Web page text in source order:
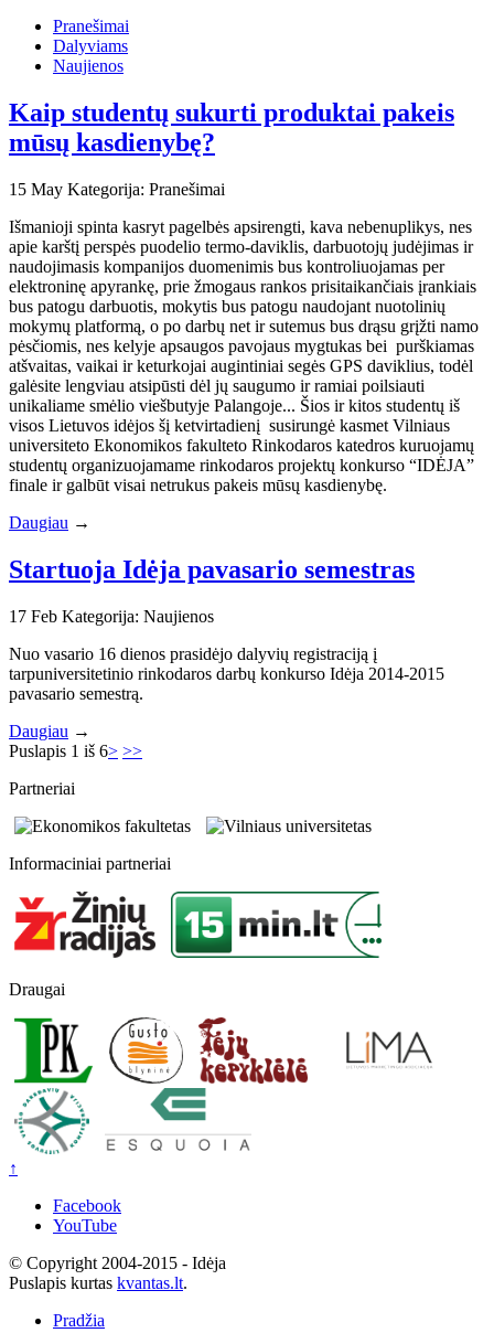
Pranešimai
Dalyviams
Naujienos
Kaip studentų sukurti produktai pakeis
mūsų kasdienybę?
15 May Kategorija: Pranešimai
Išmanioji spinta kasryt pagelbės apsirengti, kava nebenuplikys, nes
apie karštį perspės puodelio termo-daviklis, darbuotojų judėjimas ir
naudojimasis kompanijos duomenimis bus kontroliuojamas per
elektroninę apyrankę, prie žmogaus rankos prisitaikančiais įrankiais
bus patogu darbuotis, mokytis bus patogu naudojant nuotolinių
mokymų platformą, o po darbų net ir sutemus bus drąsu grįžti namo
pėsčiomis, nes kelyje apsaugos pavojaus mygtukas bei purškiamas
atšvaitas, vaikai ir keturkojai augintiniai segės GPS daviklius, todėl
galėsite lengviau atsipūsti dėl jų saugumo ir ramiai poilsiauti
unikaliame smėlio viešbutyje Palangoje... Šios ir kitos studentų iš
visos Lietuvos idėjos šį ketvirtadienį susirungė kasmet Vilniaus
universiteto Ekonomikos fakulteto Rinkodaros katedros kuruojamų
studentų organizuojamame rinkodaros projektų konkurso “IDĖJA”
finale ir galbūt visai netrukus pakeis mūsų kasdienybę.
Daugiau →
Startuoja Idėja pavasario semestras
17 Feb Kategorija: Naujienos
Nuo vasario 16 dienos prasidėjo dalyvių registraciją į
tarpuniversitetinio rinkodaros darbų konkurso Idėja 2014-2015
pavasario semestrą.
Daugiau →
Puslapis 1 iš 6> >>
Partneriai
Informaciniai partneriai
Draugai
↑
Facebook
YouTube
© Copyright 2004-2015 - Idėja
Puslapis kurtas kvantas.lt.
Pradžia